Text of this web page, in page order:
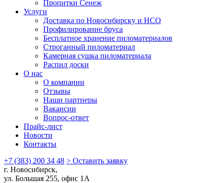
Пропитки Сенеж
Услуги
Доставка по Новосибирску и НСО
Профилирование бруса
Бесплатное хранение пиломатериалов
Строганный пиломатериал
Камерная сушка пиломатериала
Распил доски
О нас
О компании
Отзывы
Наши партнеры
Вакансии
Вопрос-ответ
Прайс-лист
Новости
Контакты
+7 (383) 200 34 48 > Оставить заявку
г. Новосибирск,
ул. Большая 255, офис 1А